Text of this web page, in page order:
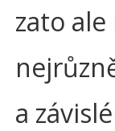
zato
a